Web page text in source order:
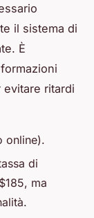
il sistema di
È
ritardi
online).
di
ma